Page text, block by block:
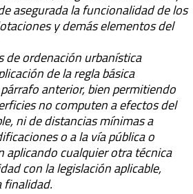
asegurada la funcionalidad de los
y demás elementos del
de ordenación urbanística
de la regla básica
anterior, bien permitiendo
no computen a efectos del
ni de distancias mínimas a
o a la vía pública o
aplicando cualquier otra técnica
con la legislación aplicable,
finalidad.